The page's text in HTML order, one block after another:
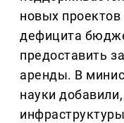
новых проектов
дефицита
предоставить
аренды. В
науки